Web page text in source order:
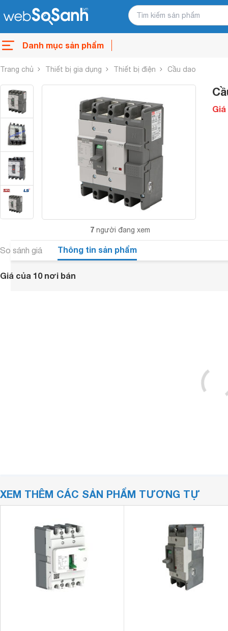
Danh mục sản phẩm
Trang chủ Thiết bị gia dụng Thiết bị điện Cầu dao
7 người đang xem
Giá
So sánh giá Thông tin sản phẩm
Giá của 10 nơi bán
XEM THÊM CÁC SẢN PHẨM TƯƠNG TỰ